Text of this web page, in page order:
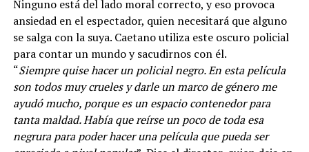
Ninguno está del lado moral correcto, y eso provoca
ansiedad en el espectador, quien necesitará que alguno
se salga con la suya. Caetano utiliza este oscuro policial
para contar un mundo y sacudirnos con él.
“Siempre quise hacer un policial negro. En esta película
son todos muy crueles y darle un marco de género me
ayudó mucho, porque es un espacio contenedor para
tanta maldad. Había que reírse un poco de toda esa
negrura para poder hacer una película que pueda ser